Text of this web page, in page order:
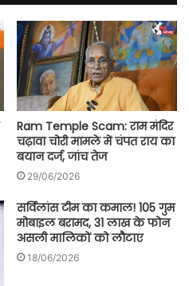
Ram Temple Scam: राम मंदिर
चढ़ावा चोरी मामले में चंपत राय का
बयान दर्ज, जांच तेज
29/06/2026
सर्विलांस टीम का कमाल! 105 गुम
मोबाइल बरामद, 31 लाख के फोन
असली मालिकों को लौटाए
18/06/2026